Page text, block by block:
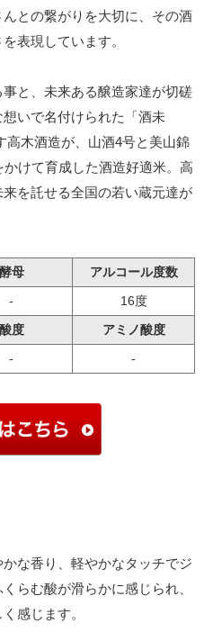
との繋がりを大切に、その酒
表現しています。
事と、未来ある醸造家達が切磋
いで名付けられた「酒未
高木酒造が、山酒4号と美山錦
けて育成した酒造好適米。高
を託せる全国の若い蔵元達が
酵母
アルコール度数
-
16度
酸度
アミノ酸度
- -
な香り、軽やかなタッチでジ
らむ酸が滑らかに感じられ、
感じます。